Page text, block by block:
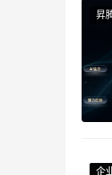
随
发
构，
用心
昇
企
企
企
企